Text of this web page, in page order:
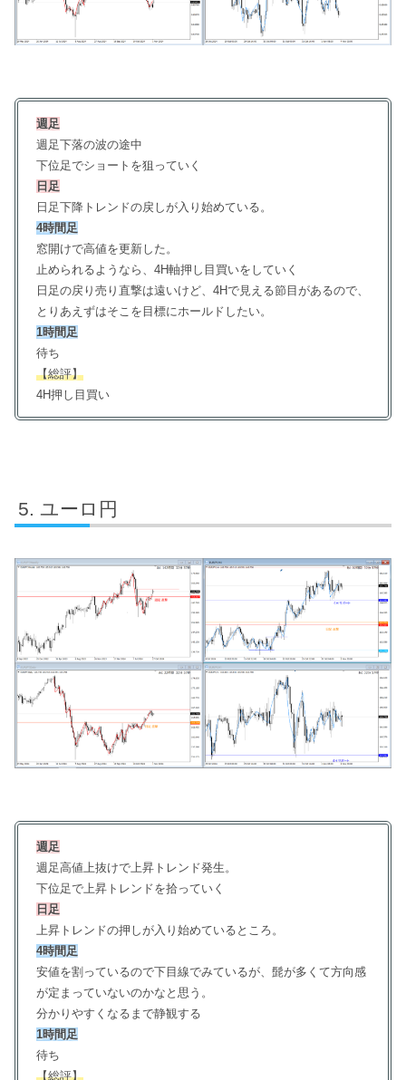
週足
週足下落の波の途中
下位足でショートを狙っていく
日足
日足下降トレンドの戻しが入り始めている。
4時間足
窓開けで高値を更新した。
止められるようなら、4H軸押し目買いをしていく
日足の戻り売り直撃は遠いけど、4Hで見える節目があるので、
とりあえずはそこを目標にホールドしたい。
1時間足
待ち
【総評】
4H押し目買い
ユーロ円
週足
週足高値上抜けで上昇トレンド発生。
下位足で上昇トレンドを拾っていく
日足
上昇トレンドの押しが入り始めているところ。
4時間足
安値を割っているので下目線でみているが、髭が多くて方向感
が定まっていないのかなと思う。
分かりやすくなるまで静観する
1時間足
待ち
【総評】